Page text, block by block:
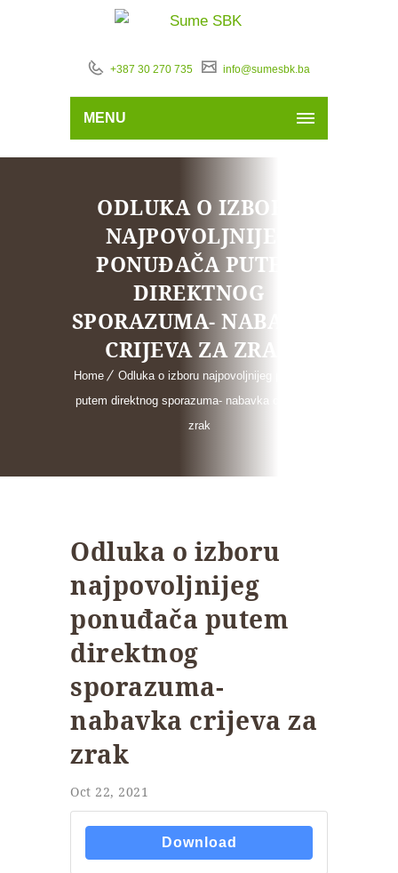
+387 30 270 735 info@sumesbk.ba
MENU
ODLUKA O IZBORU
NAJPOVOLJNIJEG
PONUĐAČA PUTEM
DIREKTNOG
SPORAZUMA- NABAVKA
CRIJEVA ZA ZRAK
Home
Odluka o izboru najpovoljnijeg ponuđača
putem direktnog sporazuma- nabavka crijeva za
zrak
Odluka o izboru
najpovoljnijeg
ponuđača putem
direktnog
sporazuma-
nabavka crijeva za
zrak
Oct 22, 2021
Download